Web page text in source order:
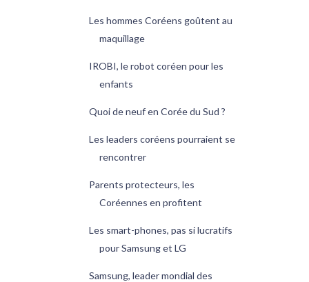
Les hommes Coréens goûtent au
maquillage
IROBI, le robot coréen pour les
enfants
Quoi de neuf en Corée du Sud ?
Les leaders coréens pourraient se
rencontrer
Parents protecteurs, les
Coréennes en profitent
Les smart-phones, pas si lucratifs
pour Samsung et LG
Samsung, leader mondial des